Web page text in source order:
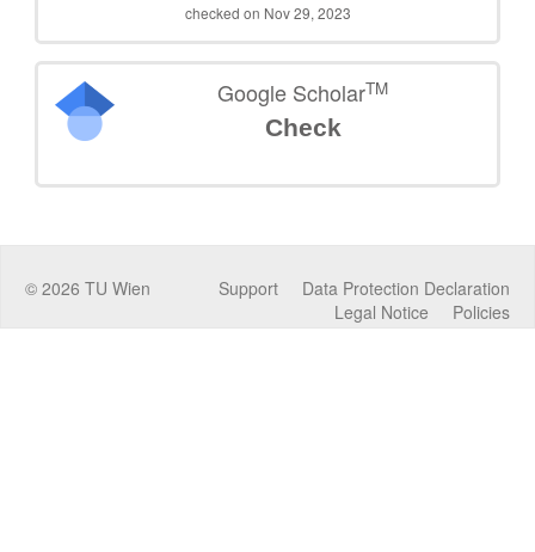
checked on Nov 29, 2023
Google ScholarTM
Check
© 2026 TU Wien Data Protection Declaration
Support
Policies
Legal Notice